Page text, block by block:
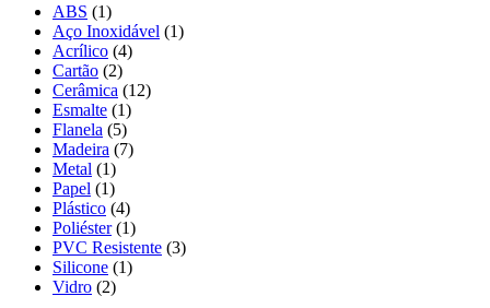
ABS (1)
Aço Inoxidável (1)
Acrílico (4)
Cartão (2)
Cerâmica (12)
Esmalte (1)
Flanela (5)
Madeira (7)
Metal (1)
Papel (1)
Plástico (4)
Poliéster (1)
PVC Resistente (3)
Silicone (1)
Vidro (2)